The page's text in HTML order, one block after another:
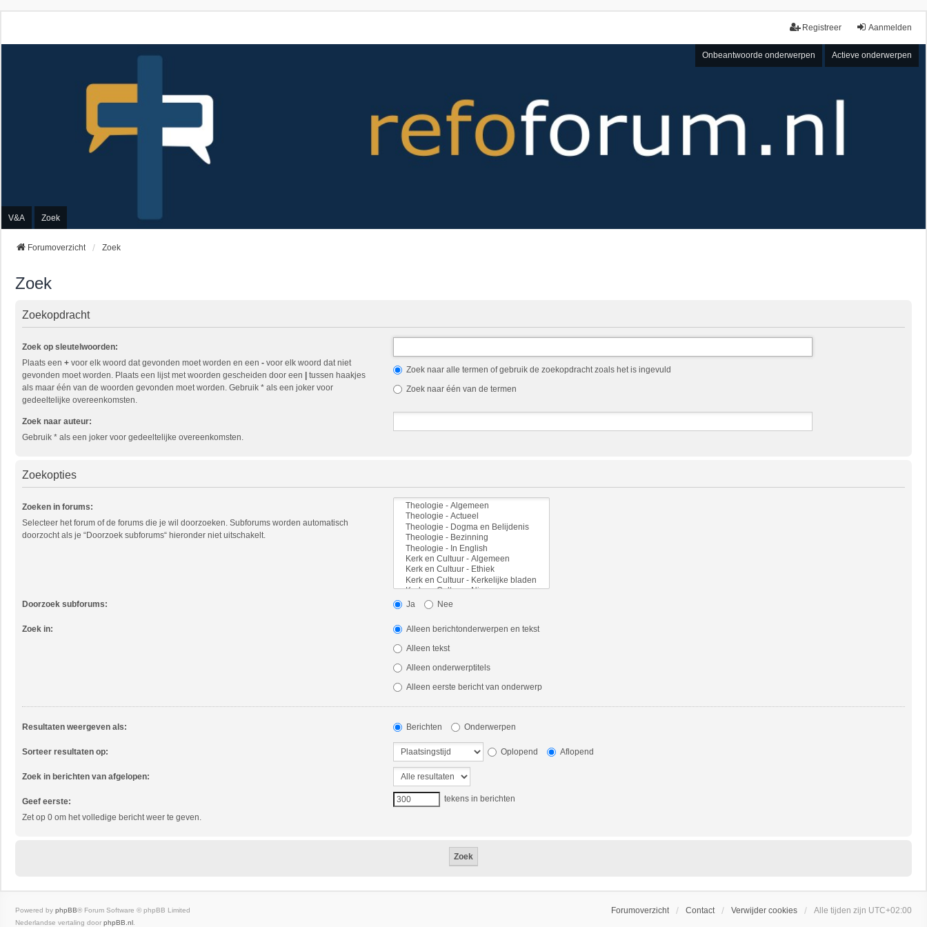
Aanmelden
Registreer
Onbeantwoorde onderwerpen Actieve onderwerpen
V&A Zoek
Forumoverzicht Zoek
Zoek
Zoekopdracht
Zoek op sleutelwoorden:
Plaats een + voor elk woord dat gevonden moet worden en een - voor elk woord dat niet
gevonden moet worden. Plaats een lijst met woorden gescheiden door een
tussen haakjes
als maar één van de woorden gevonden moet worden. Gebruik * als een joker voor
gedeeltelijke overeenkomsten.
Zoek naar alle termen of gebruik de zoekopdracht zoals het is ingevuld
Zoek naar één van de termen
Zoek naar auteur:
Gebruik * als een joker voor gedeeltelijke overeenkomsten.
Zoekopties
Zoeken in forums:
Selecteer het forum of de forums die je wil doorzoeken. Subforums worden automatisch
doorzocht als je “Doorzoek subforums“ hieronder niet uitschakelt.
Doorzoek subforums: Ja Nee
Zoek in:
Alleen berichtonderwerpen en tekst
Alleen tekst
Alleen onderwerptitels
Alleen eerste bericht van onderwerp
Resultaten weergeven als: Berichten Onderwerpen
Sorteer resultaten op: Oplopend Aflopend
Zoek in berichten van afgelopen:
Geef eerste:
Zet op 0 om het volledige bericht weer te geven.
tekens in berichten
Forumoverzicht Contact Verwijder cookies Alle tijden zijn UTC+02:00
Powered by phpBB® Forum Software © phpBB Limited
Nederlandse vertaling door phpBB.nl